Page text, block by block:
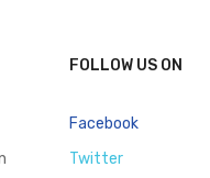
FOLLOW US ON
Facebook
Twitter